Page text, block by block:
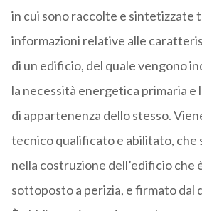
in cui sono raccolte e sintetizzate
informazioni relative alle
di un edificio, del quale vengono
la necessità energetica primaria e
di appartenenza dello stesso.
tecnico qualificato e abilitato, che
nella costruzione dell’edificio che
sottoposto a perizia, e firmato dal